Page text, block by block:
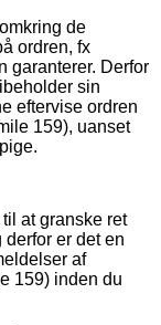
de
ordren, fx
garanterer. Derfor
sin
eftervise ordren
159), uanset
at granske ret
er det en
af
159) inden du